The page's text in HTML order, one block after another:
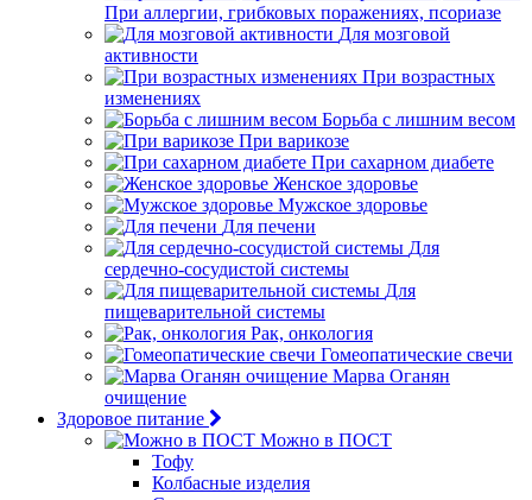
При аллергии, грибковых поражениях, псориазе
Для мозговой
активности
При возрастных
изменениях
Борьба с лишним весом
При варикозе
При сахарном диабете
Женское здоровье
Мужское здоровье
Для печени
Для
сердечно-сосудистой системы
Для
пищеварительной системы
Рак, онкология
Гомеопатические свечи
Марва Оганян
очищение
Здоровое питание
Можно в ПОСТ
Тофу
Колбасные изделия